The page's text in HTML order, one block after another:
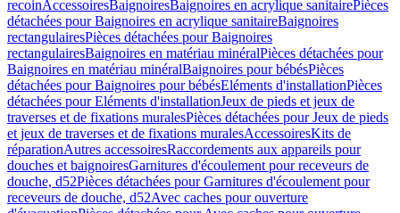
recoinAccessoiresBaignoiresBaignoires en acrylique sanitairePièces
détachées pour Baignoires en acrylique sanitaireBaignoires
rectangulairesPièces détachées pour Baignoires
rectangulairesBaignoires en matériau minéralPièces détachées pour
Baignoires en matériau minéralBaignoires pour bébésPièces
détachées pour Baignoires pour bébésEléments d'installationPièces
détachées pour Eléments d'installationJeux de pieds et jeux de
traverses et de fixations muralesPièces détachées pour Jeux de pieds
et jeux de traverses et de fixations muralesAccessoiresKits de
réparationAutres accessoiresRaccordements aux appareils pour
douches et baignoiresGarnitures d'écoulement pour receveurs de
douche, d52Pièces détachées pour Garnitures d'écoulement pour
receveurs de douche, d52Avec caches pour ouverture